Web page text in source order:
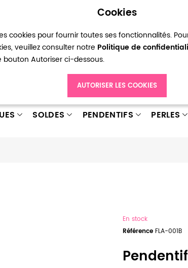
Cookies
cookies pour fournir toutes ses fonctionnalités.
veuillez consulter notre Politique de
bouton Autoriser ci-dessous.
AUTORISER LES COOKIES
compte Ma liste d’envies Connexion
SOLDES PENDENTIFS PERLES
En stock
Référence FLA-001B